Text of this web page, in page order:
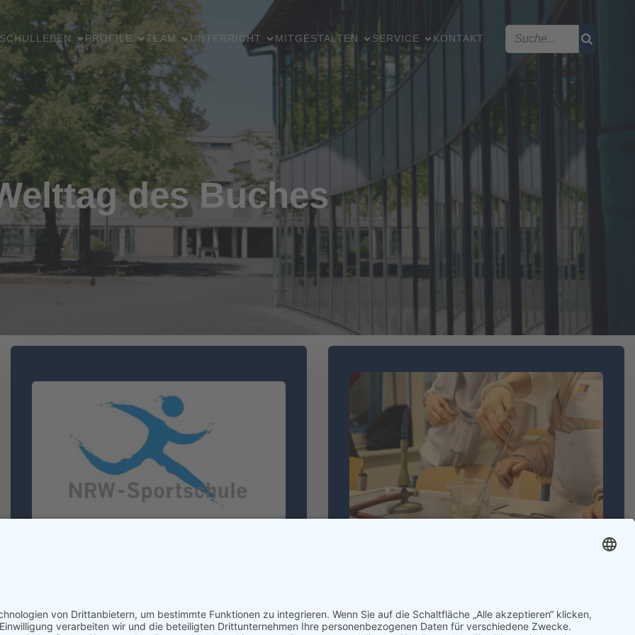
SCHULLEBEN PROFILE TEAM UNTERRICHT MITGESTALTEN SERVICE KONTAKT
des Buches